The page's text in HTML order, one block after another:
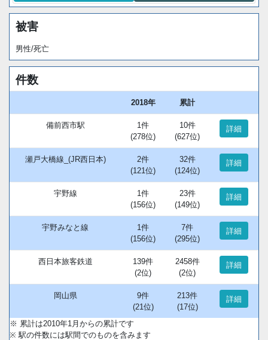
被害
男性/死亡
件数
2018年 累計
備前西市駅
1件
(278位)
10件
(627位)
詳細
瀬戸大橋線_(JR西日本)
2件
(121位)
32件
(124位)
詳細
宇野線
1件
(156位)
23件
(149位)
詳細
宇野みなと線
1件
(156位)
7件
(295位)
詳細
西日本旅客鉄道
139件
(2位)
2458件
(2位)
詳細
岡山県
9件
(21位)
213件
(17位)
詳細
※ 累計は2010年1月からの累計です
※ 駅の件数には駅間でのものを含みます